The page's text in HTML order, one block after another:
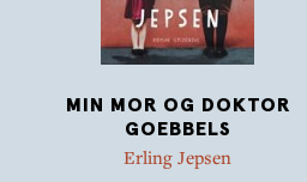
MIN MOR OG DOKTOR
GOEBBELS
Erling Jepsen